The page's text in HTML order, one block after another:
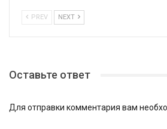
PREV NEXT
Оставьте ответ
Для отправки комментария вам